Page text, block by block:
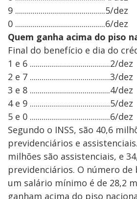
9 ..............................................5/dez
0 ..............................................6/dez
Quem ganha acima do piso
Final do benefício e dia do
1 e 6 .........................................2/dez
2 e 7 .........................................3/dez
3 e 8 .........................................4/dez
4 e 9 .........................................5/dez
5 e 0 .........................................6/dez
Segundo o INSS, são 40,6
previdenciários e
milhões são assistenciais, e
previdenciários. O número de
um salário mínimo é de 28,2
ganham acima do piso